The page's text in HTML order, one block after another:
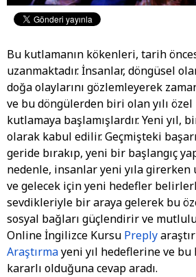
Bu kutlamanın kökenleri, tarih
uzanmaktadır. İnsanlar, döngüsel
doğa olaylarını gözlemleyerek
ve bu döngülerden biri olan yılı
kutlamaya başlamışlardır. Yeni yıl,
olarak kabul edilir. Geçmişteki
geride bırakıp, yeni bir başlangıç
nedenle, insanlar yeni yıla
ve gelecek için yeni hedefler
sevdikleriyle bir araya gelerek bu
sosyal bağları güçlendirir ve
Online İngilizce Kursu Preply
Araştırmayeni yıl hedeflerine ve
kararlı olduğuna cevap aradı.